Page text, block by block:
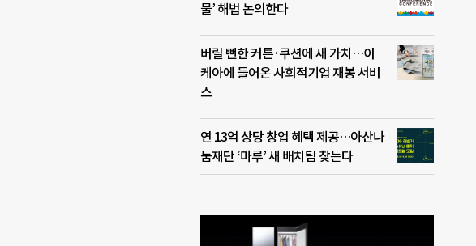
물’ 해법 논의한다
버릴 뻔한 커튼·쿠션에 새 가치…이
케아에 들어온 사회적기업 재봉 서비
스
연 13억 상당 창업 혜택 제공…아산나
눔재단 ‘마루’ 새 배치팀 찾는다